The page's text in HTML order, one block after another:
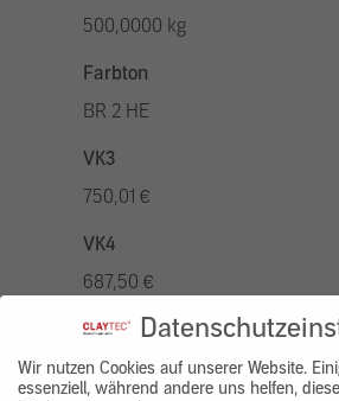
500,0000 kg
Farbton
BR 2 HE
VK3
750,01 €
VK4
687,50 €
VK5
875,01 €
Wir nutzen Cookies auf unserer Website.
essenziell, während andere uns helfen,